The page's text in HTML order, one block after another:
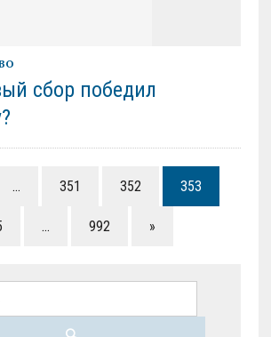
сбор победил
… 351 352 353
… 992 »